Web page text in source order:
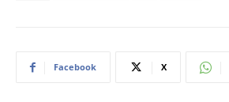
Facebook X